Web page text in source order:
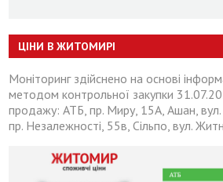
ЦІНИ В ЖИТОМИРІ
Моніторинг здійснено на основі
методом контрольної закупки
продажу: АТБ, пр. Миру, 15А, Ашан, вул.
пр. Незалежності, 55в, Сільпо, вул.